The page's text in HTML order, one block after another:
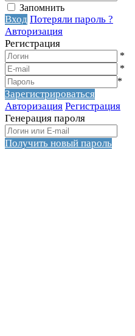
Запомнить
Вход Потеряли пароль ?
Авторизация
Регистрация
*
*
*
Зарегистрироваться
Авторизация Регистрация
Генерация пароля
Получить новый пароль